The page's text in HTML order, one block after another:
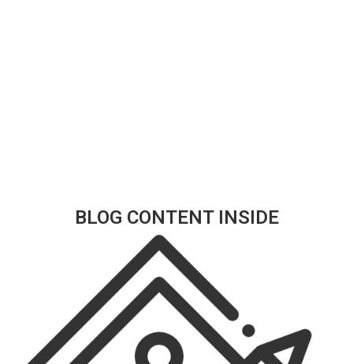
BLOG CONTENT INSIDE